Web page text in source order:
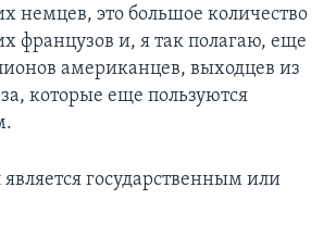
немцев, это большое количество
французов и, я так полагаю, еще
американцев, выходцев из
которые еще пользуются
является государственным или